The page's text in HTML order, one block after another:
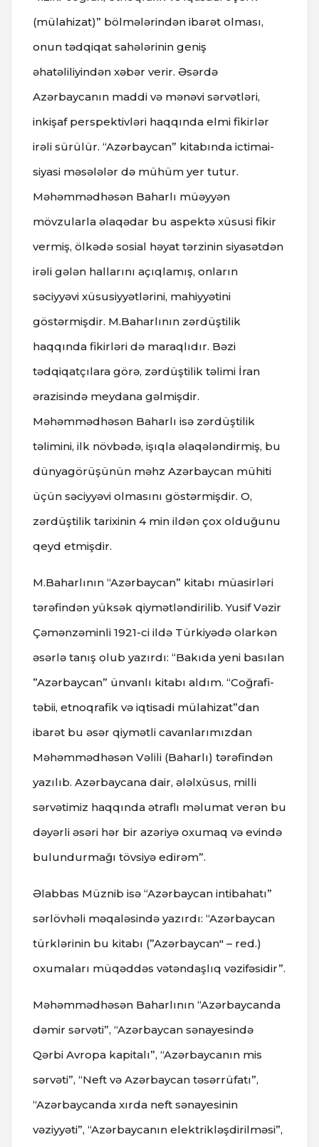
(mülahizat)” bölmələrindən ibarət olması,
onun tədqiqat sahələrinin geniş
əhatəliliyindən xəbər verir. Əsərdə
Azərbaycanın maddi və mənəvi sərvətləri,
inkişaf perspektivləri haqqında elmi fikirlər
irəli sürülür. “Azərbaycan” kitabında ictimai-
siyasi məsələlər də mühüm yer tutur.
Məhəmmədhəsən Baharlı müəyyən
mövzularla əlaqədar bu aspektə xüsusi fikir
vermiş, ölkədə sosial həyat tərzinin siyasətdən
irəli gələn hallarını açıqlamış, onların
səciyyəvi xüsusiyyətlərini, mahiyyətini
göstərmişdir. M.Baharlının zərdüştilik
haqqında fikirləri də maraqlıdır. Bəzi
tədqiqatçılara görə, zərdüştilik təlimi İran
ərazisində meydana gəlmişdir.
Məhəmmədhəsən Baharlı isə zərdüştilik
təlimini, ilk növbədə, işıqla əlaqələndirmiş, bu
dünyagörüşünün məhz Azərbaycan mühiti
üçün səciyyəvi olmasını göstərmişdir. O,
zərdüştilik tarixinin 4 min ildən çox olduğunu
qeyd etmişdir.
M.Baharlının “Azərbaycan” kitabı müasirləri
tərəfindən yüksək qiymətləndirilib. Yusif Vəzir
Çəmənzəminli 1921-ci ildə Türkiyədə olarkən
əsərlə tanış olub yazırdı: “Bakıda yeni basılan
”Azərbaycan” ünvanlı kitabı aldım. “Coğrafi-
təbii, etnoqrafik və iqtisadi mülahizat”dan
ibarət bu əsər qiymətli cavanlarımızdan
Məhəmmədhəsən Vəlili (Baharlı) tərəfindən
yazılıb. Azərbaycana dair, ələlxüsus, milli
sərvətimiz haqqında ətraflı məlumat verən bu
dəyərli əsəri hər bir azəriyə oxumaq və evində
bulundurmağı tövsiyə edirəm”.
Əlabbas Müznib isə “Azərbaycan intibahatı”
sərlövhəli məqaləsində yazırdı: “Azərbaycan
türklərinin bu kitabı (”Azərbaycan" – red.)
oxumaları müqəddəs vətəndaşlıq vəzifəsidir”.
Məhəmmədhəsən Baharlının “Azərbaycanda
dəmir sərvəti”, “Azərbaycan sənayesində
Qərbi Avropa kapitalı”, “Azərbaycanın mis
sərvəti”, “Neft və Azərbaycan təsərrüfatı”,
“Azərbaycanda xırda neft sənayesinin
vəziyyəti”, “Azərbaycanın elektrikləşdirilməsi”,